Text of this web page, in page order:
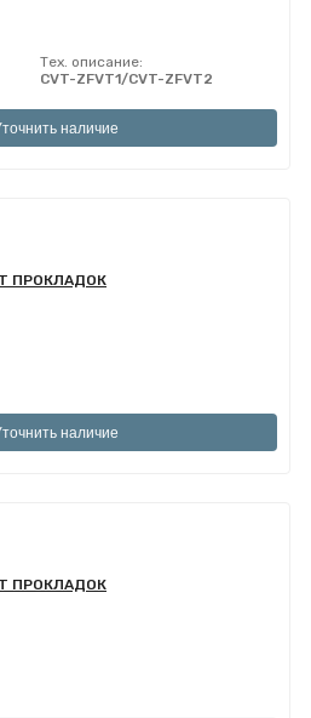
Тех. описание:
CVT-ZFVT1/CVT-ZFVT2
наличие
ПРОКЛАДОК
наличие
ПРОКЛАДОК